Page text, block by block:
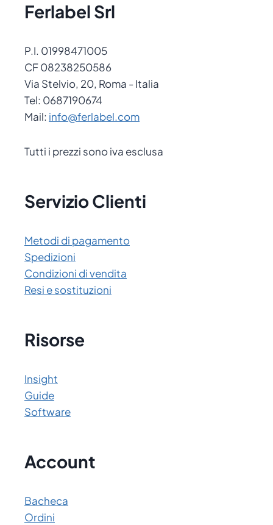
Ferlabel Srl
P.I. 01998471005
CF 08238250586
Via Stelvio, 20, Roma - Italia
Tel: 0687190674
Mail: info@ferlabel.com
Tutti i prezzi sono iva esclusa
Servizio Clienti
Metodi di pagamento
Spedizioni
Condizioni di vendita
Resi e sostituzioni
Risorse
Insight
Guide
Software
Account
Bacheca
Ordini